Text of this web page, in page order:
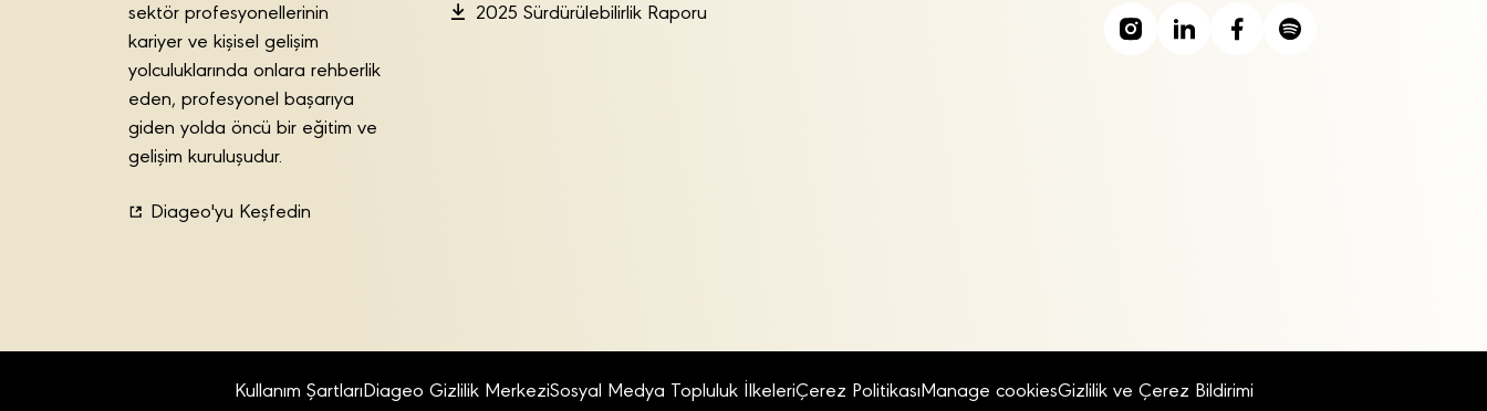
sektör profesyonellerinin
kariyer ve kişisel gelişim
yolculuklarında onlara rehberlik
eden, profesyonel başarıya
giden yolda öncü bir eğitim ve
gelişim kuruluşudur.
Diageo'yu Keşfedin
2025 Sürdürülebilirlik Raporu
Kullanım ŞartlarıDiageo Gizlilik MerkeziSosyal Medya Topluluk İlkeleriÇerez PolitikasıManage cookiesGizlilik ve Çerez Bildirimi